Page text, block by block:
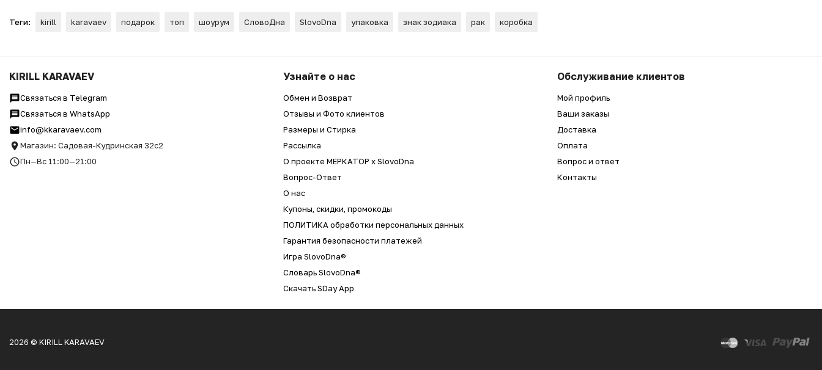
Теги: kirill karavaev подарок топ шоурум СловоДна SlovoDna упаковка знак зодиака рак коробка
KIRILL KARAVAEV
Связаться в Telegram
Связаться в WhatsApp
info@kkaravaev.com
Магазин: Садовая-Кудринская 32с2
Пн—Вс 11:00—21:00
Узнайте о нас
Обмен и Возврат
Отзывы и Фото клиентов
Размеры и Стирка
Рассылка
О проекте МЕРКАТОР x SlovoDna
Вопрос-Ответ
О нас
Купоны, скидки, промокоды
ПОЛИТИКА обработки персональных данных
Гарантия безопасности платежей
Игра SlovoDna®
Словарь SlovoDna®
Скачать SDay App
Обслуживание клиентов
Мой профиль
Ваши заказы
Доставка
Оплата
Вопрос и ответ
Контакты
2026 © KIRILL KARAVAEV